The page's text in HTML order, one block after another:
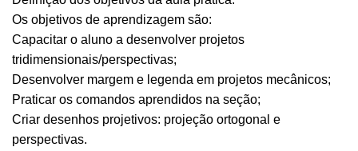
Os objetivos de aprendizagem são:
Capacitar o aluno a desenvolver projetos
tridimensionais/perspectivas;
Desenvolver margem e legenda em projetos mecânicos;
Praticar os comandos aprendidos na seção;
Criar desenhos projetivos: projeção ortogonal e
perspectivas.